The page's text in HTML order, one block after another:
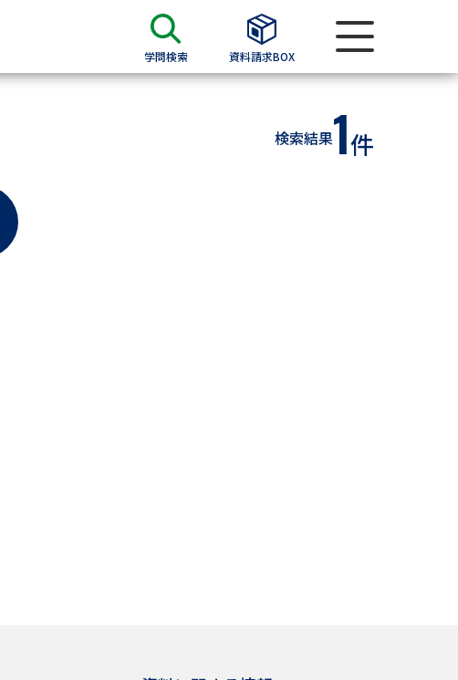
学問検索 資料請求BOX
求
項＆願書
検索結果1件